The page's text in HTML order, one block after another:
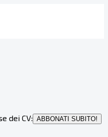
dei CV: ABBONATI SUBITO!